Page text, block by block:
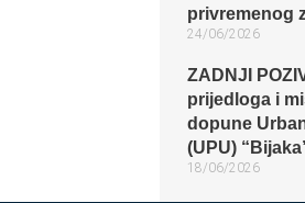
privremenog
24/06/2026
ZADNJI
prijedloga i
dopune
(UPU)
18/06/2026